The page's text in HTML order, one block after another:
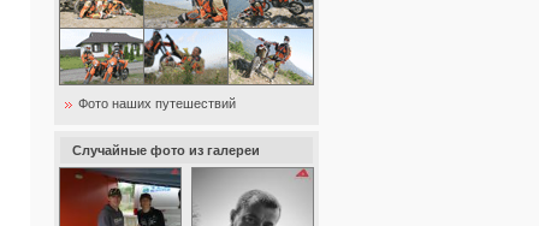
Фото наших путешествий
Случайные фото из галереи